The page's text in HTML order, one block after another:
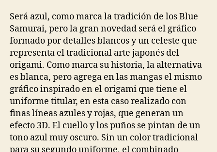
Será azul, como marca la tradición de los Blue
Samurai, pero la gran novedad será el gráfico
formado por detalles blancos y un celeste que
representa el tradicional arte japonés del
origami. Como marca su historia, la alternativa
es blanca, pero agrega en las mangas el mismo
gráfico inspirado en el origami que tiene el
uniforme titular, en esta caso realizado con
finas líneas azules y rojas, que generan un
efecto 3D. El cuello y los puños se pintan de un
tono azul muy oscuro. Sin un color tradicional